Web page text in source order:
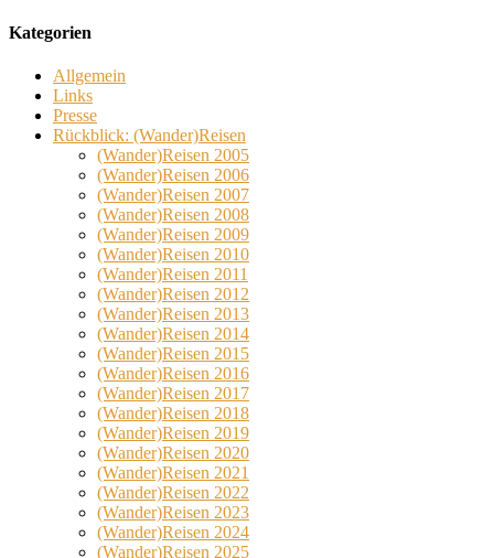
Kategorien
Allgemein
Links
Presse
Rückblick: (Wander)Reisen
(Wander)Reisen 2005
(Wander)Reisen 2006
(Wander)Reisen 2007
(Wander)Reisen 2008
(Wander)Reisen 2009
(Wander)Reisen 2010
(Wander)Reisen 2011
(Wander)Reisen 2012
(Wander)Reisen 2013
(Wander)Reisen 2014
(Wander)Reisen 2015
(Wander)Reisen 2016
(Wander)Reisen 2017
(Wander)Reisen 2018
(Wander)Reisen 2019
(Wander)Reisen 2020
(Wander)Reisen 2021
(Wander)Reisen 2022
(Wander)Reisen 2023
(Wander)Reisen 2024
(Wander)Reisen 2025